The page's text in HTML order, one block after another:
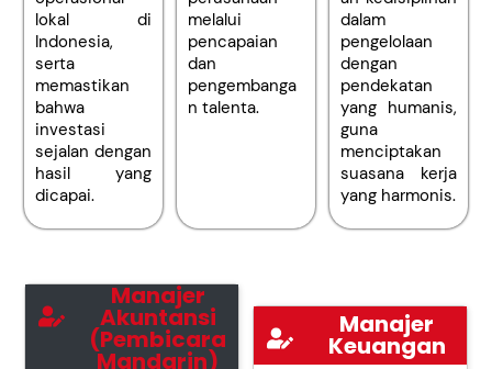
lokal di
Indonesia,
serta
memastikan
bahwa
investasi
sejalan dengan
hasil yang
dicapai.
melalui
pencapaian
dan
pengembanga
n talenta.
dalam
pengelolaan
dengan
pendekatan
yang humanis,
guna
menciptakan
suasana kerja
yang harmonis.
Manajer
Akuntansi
(Pembicara
Mandarin)
Manajer
Keuangan